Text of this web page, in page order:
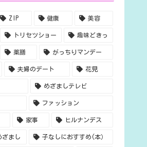
ZIP 健康 美容
トリセツショー 趣味どきっ
薬膳 がっちりマンデー
夫婦のデート 花見
めざましテレビ
ファッション
家事 ヒルナンデス
ざまし 子なしにおすすめ(本）